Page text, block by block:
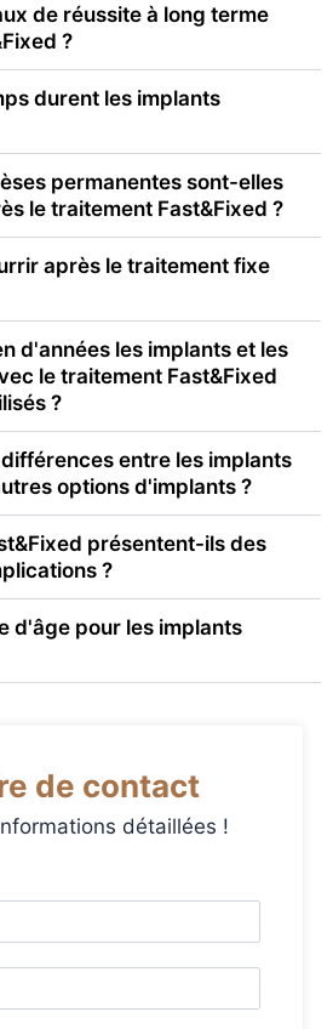
de réussite à long terme
?
durent les implants
permanentes sont-elles
le traitement Fast&Fixed ?
après le traitement fixe
d'années les implants et les
le traitement Fast&Fixed
?
entre les implants
options d'implants ?
présentent-ils des
?
d'âge pour les implants
de contact
détaillées !